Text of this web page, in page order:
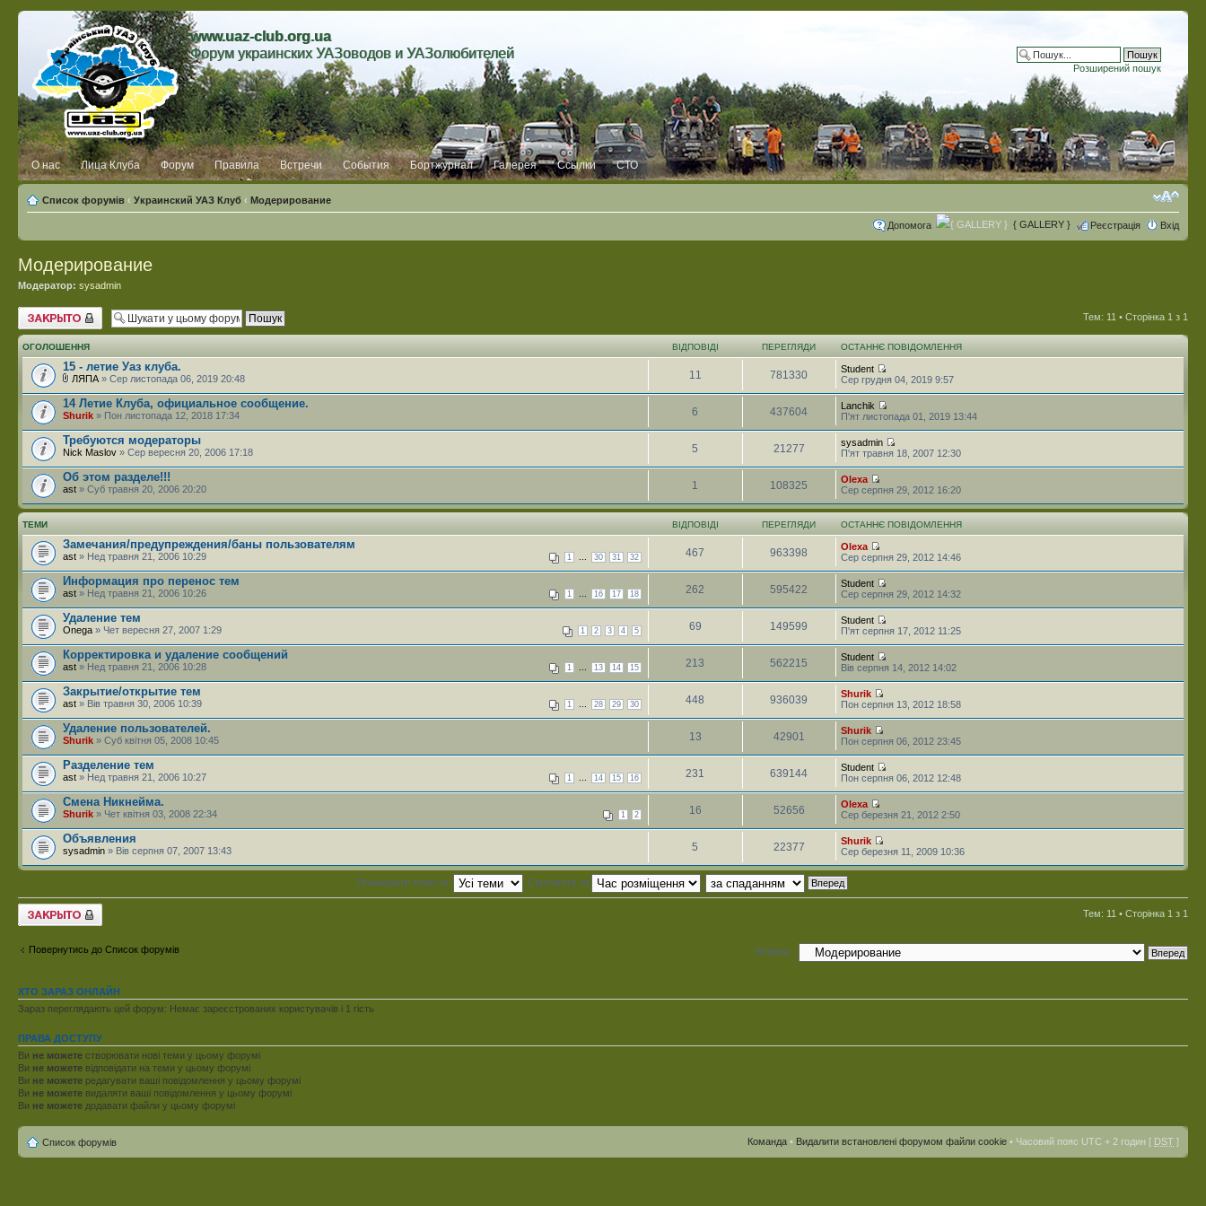
www.uaz-club.org.ua
Форум украинских УАЗоводов и УАЗолюбителей
Розширений пошук
О нас Лица Клуба Форум Правила Встречи События Бортжурнал Галерея Ссылки СТО
Список форумів ‹ Украинский УАЗ Клуб ‹ Модерирование
Допомога { GALLERY } Реєстрація Вхід
Модерирование
Модератор: sysadmin
Форум закритий Тем: 11 • Сторінка 1 з 1
ОГОЛОШЕННЯ ВІДПОВІДІ ПЕРЕГЛЯДИ ОСТАННЄ ПОВІДОМЛЕННЯ
15 - летие Уаз клуба.
ЛЯПА » Сер листопада 06, 2019 20:48 11 781330
Student
Сер грудня 04, 2019 9:57
14 Летие Клуба, официальное сообщение.
Shurik » Пон листопада 12, 2018 17:34 6 437604
Lanchik
П'ят листопада 01, 2019 13:44
Требуются модераторы
Nick Maslov » Сер вересня 20, 2006 17:18 5 21277
sysadmin
П'ят травня 18, 2007 12:30
Об этом разделе!!!
ast » Суб травня 20, 2006 20:20 1 108325
Olexa
Сер серпня 29, 2012 16:20
ТЕМИ ВІДПОВІДІ ПЕРЕГЛЯДИ ОСТАННЄ ПОВІДОМЛЕННЯ
Замечания/предупреждения/баны пользователям
1 30 31 32
ast » Нед травня 21, 2006 10:29 467 963398
Olexa
Сер серпня 29, 2012 14:46
Информация про перенос тем
1 16 17 18
ast » Нед травня 21, 2006 10:26 262 595422
Student
Сер серпня 29, 2012 14:32
Удаление тем
1 2 3 4 5
Onega » Чет вересня 27, 2007 1:29 69 149599
Student
П'ят серпня 17, 2012 11:25
Корректировка и удаление сообщений
1 13 14 15
ast » Нед травня 21, 2006 10:28 213 562215
Student
Вів серпня 14, 2012 14:02
Закрытие/открытие тем
1 28 29 30
ast » Вів травня 30, 2006 10:39 448 936039
Shurik
Пон серпня 13, 2012 18:58
Удаление пользователей.
Shurik » Суб квітня 05, 2008 10:45 13 42901
Shurik
Пон серпня 06, 2012 23:45
Разделение тем
1 14 15 16
ast » Нед травня 21, 2006 10:27 231 639144
Student
Пон серпня 06, 2012 12:48
Смена Никнейма.
1 2
Shurik » Чет квітня 03, 2008 22:34 16 52656
Olexa
Сер березня 21, 2012 2:50
Объявления
sysadmin » Вів серпня 07, 2007 13:43 5 22377
Shurik
Сер березня 11, 2009 10:36
Показувати теми за: Сортувати за
Форум закритий Тем: 11 • Сторінка 1 з 1
Повернутись до Список форумів Вперед:
ХТО ЗАРАЗ ОНЛАЙН
Зараз переглядають цей форум: Немає зареєстрованих користувачів і 1 гість
ПРАВА ДОСТУПУ
Ви не можете створювати нові теми у цьому форумі
Ви не можете відповідати на теми у цьому форумі
Ви не можете редагувати ваші повідомлення у цьому форумі
Ви не можете видаляти ваші повідомлення у цьому форумі
Ви не можете додавати файли у цьому форумі
Список форумів Команда • Видалити встановлені форумом файли cookie • Часовий пояс UTC + 2 годин [ DST ]